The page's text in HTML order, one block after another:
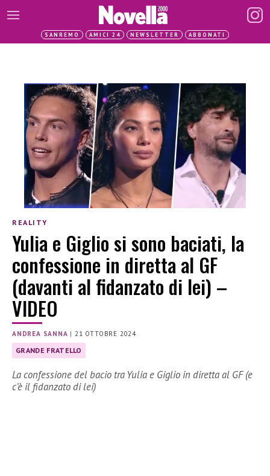
SANREMO AMICI 24 NEWSLETTER ABBONATI
REALITY
Yulia e Giglio si sono baciati, la
confessione in diretta al GF
(davanti al fidanzato di lei) –
VIDEO
ANDREA SANNA |21 OTTOBRE 2024
GRANDE FRATELLO
La confessione del bacio tra Yulia e Giglio in diretta al GF (e
c’è il fidanzato di lei)